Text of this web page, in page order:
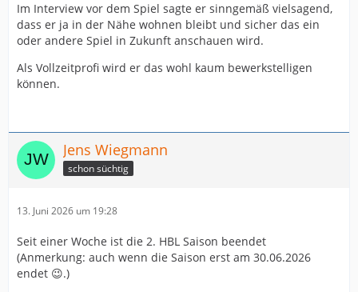
Im Interview vor dem Spiel sagte er sinngemäß vielsagend,
dass er ja in der Nähe wohnen bleibt und sicher das ein
oder andere Spiel in Zukunft anschauen wird.
Als Vollzeitprofi wird er das wohl kaum bewerkstelligen
können.
Jens Wiegmann
schon süchtig
13. Juni 2026 um 19:28
Seit einer Woche ist die 2. HBL Saison beendet
(Anmerkung: auch wenn die Saison erst am 30.06.2026
endet 😉.)